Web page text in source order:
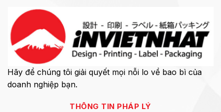
Hãy để chúng tôi giải quyết mọi nỗi lo về bao bì của
doanh nghiệp bạn.
THÔNG TIN PHÁP LÝ